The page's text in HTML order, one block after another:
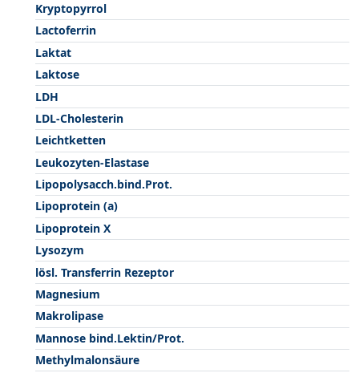
Kryptopyrrol
Lactoferrin
Laktat
Laktose
LDH
LDL-Cholesterin
Leichtketten
Leukozyten-Elastase
Lipopolysacch.bind.Prot.
Lipoprotein (a)
Lipoprotein X
Lysozym
lösl. Transferrin Rezeptor
Magnesium
Makrolipase
Mannose bind.Lektin/Prot.
Methylmalonsäure